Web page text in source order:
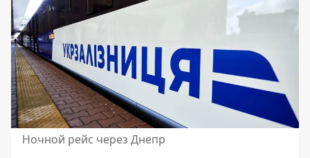
Ночной рейс через Днепр